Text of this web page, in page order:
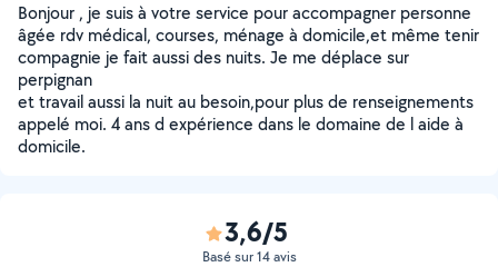
Bonjour , je suis à votre service pour accompagner personne
âgée rdv médical, courses, ménage à domicile,et même tenir
compagnie je fait aussi des nuits. Je me déplace sur
perpignan
et travail aussi la nuit au besoin,pour plus de renseignements
appelé moi. 4 ans d expérience dans le domaine de l aide à
domicile.
3,6/5
Basé sur 14 avis